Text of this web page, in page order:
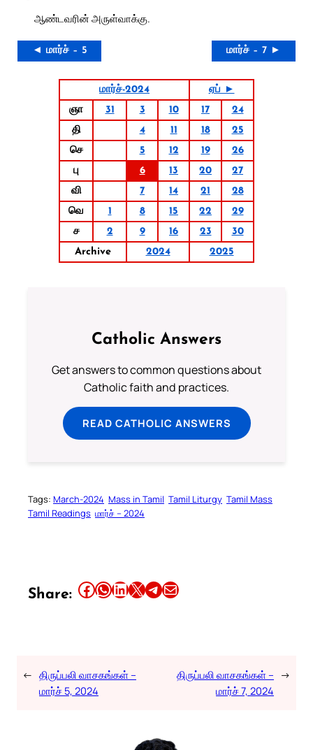
ஆண்டவரின் அருள்வாக்கு.
◄ மார்ச் – 5 மார்ச் – 7 ►
மார்ச்-2024
ஏப் ►
ஞா
31 3 10 17
24
தி
4 11 18
25
செ
5 12 19
26
பு
6 13 20
27
வி
7 14 21
28
வெ
1 8 15 22
29
ச
2 9 16 23
30
Archive
2024 2025
Catholic Answers
Get answers to common questions about
Catholic faith and practices.
READ CATHOLIC ANSWERS
Tags: March-2024 Mass in Tamil Tamil Liturgy Tamil Mass
Tamil Readings மார்ச் – 2024
Share: Share this article on Facebook Share this article on WhatsApp Share this article on LinkedIn Share this article on X Share this article on TelegramEmail this Article
← திருப்பலி வாசகங்கள் –
மார்ச் 5, 2024
திருப்பலி வாசகங்கள் –
மார்ச் 7, 2024
→